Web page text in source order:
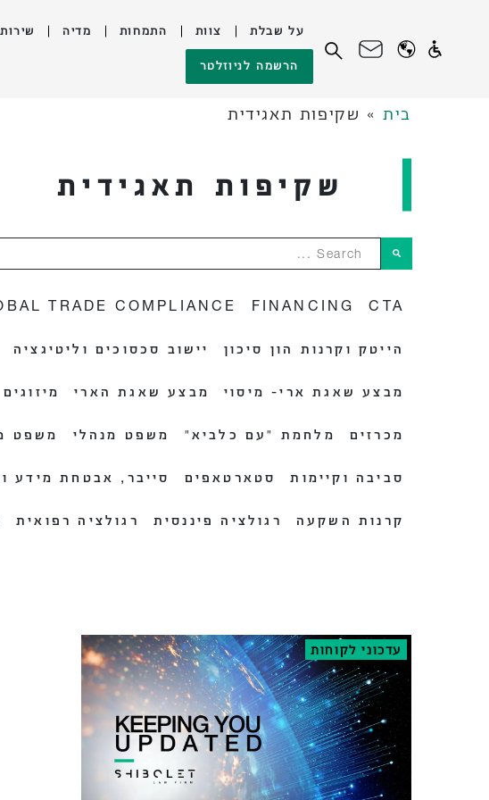
על שבלת צוות התמחות מדיה
הרשמה לניוזלטר
בית» שקיפות תאגידית
שקיפות תאגידית
Search ...
CTA
FINANCING
TRADE COMPLIANCE
הייטק וקרנות הון סיכון יישוב סכסוכים וליטיגציה
מבצע שאגת ארי- מיסוי מבצע שאגת הארי
מכרזים מלחמת ״עם כלביא״ משפט מנהלי משפט
סביבה וקיימות סטארטאפים סייבר, אבטחת מידע
קרנות השקעה רגולציה פיננסית רגולציה רפואית
עדכוני לקוחות